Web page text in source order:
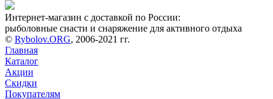
Интернет-магазин с доставкой по России:
рыболовные снасти и снаряжение для активного отдыха
© Rybolov.ORG, 2006-2021 гг.
Главная
Каталог
Акции
Скидки
Покупателям